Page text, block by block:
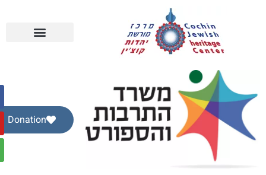
Donation